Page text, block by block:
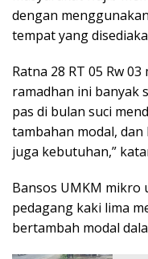
dengan
tempat yang
Ratna 28 RT 05 Rw
ramadhan ini banyak
pas di bulan suci
tambahan modal,
juga kebutuhan,”
Bansos UMKM
pedagang kaki lima
bertambah modal